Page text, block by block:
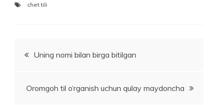
chet tili
PostUning nomi bilan birga bitilgan
Oromgoh til o‘rganish uchun qulay maydoncha